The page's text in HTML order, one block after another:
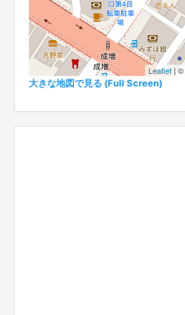
Leaflet | ©
大きな地図で見る (Full Screen)